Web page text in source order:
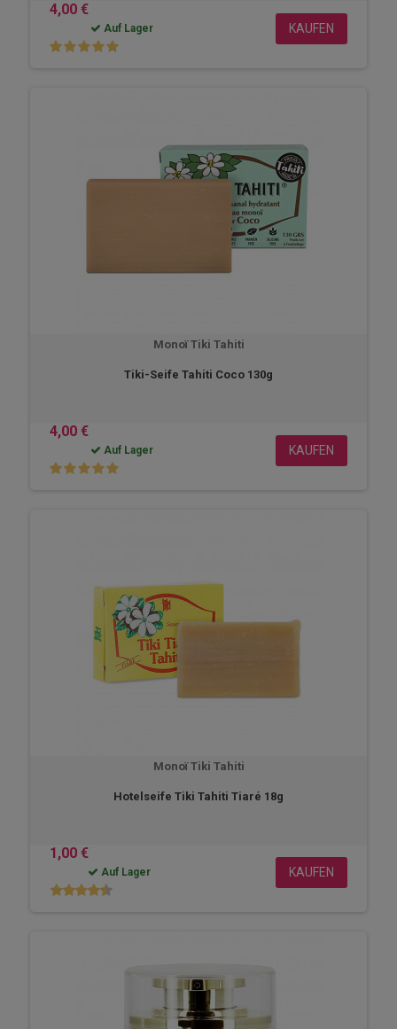
4,00 €
Auf Lager KAUFEN
Monoï Tiki Tahiti
Tiki-Seife Tahiti Coco 130g
4,00 €
Auf Lager KAUFEN
Monoï Tiki Tahiti
Hotelseife Tiki Tahiti Tiaré 18g
1,00 €
Auf Lager KAUFEN